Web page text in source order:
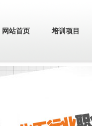
网站首页 培训项目